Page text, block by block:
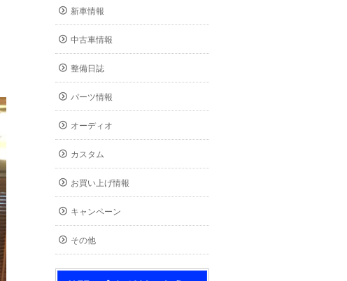
新車情報
中古車情報
整備日誌
パーツ情報
オーディオ
カスタム
お買い上げ情報
キャンペーン
その他